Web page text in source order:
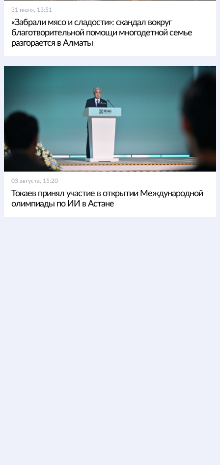
31 июля, 13:51
«Забрали мясо и сладости»: скандал вокруг
благотворительной помощи многодетной семье
разгорается в Алматы
03 августа, 15:20
Токаев принял участие в открытии Международной
олимпиады по ИИ в Астане